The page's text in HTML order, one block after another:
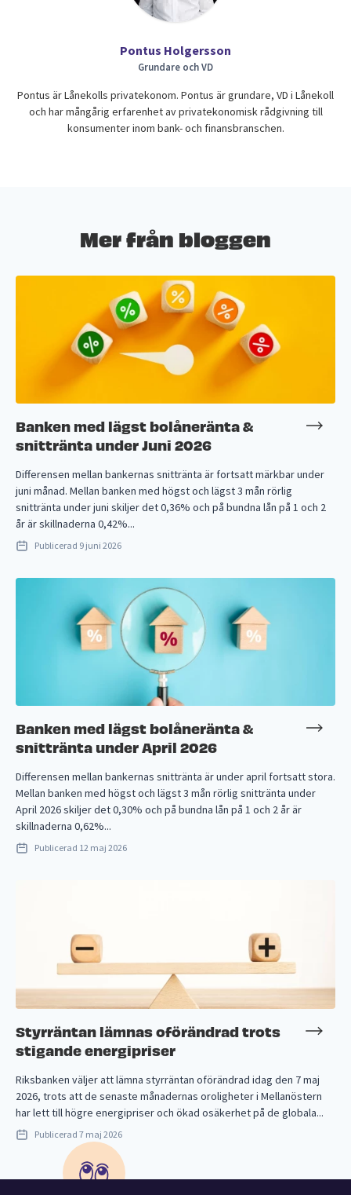
Pontus Holgersson
Grundare och VD
Pontus är Lånekolls privatekonom. Pontus är grundare, VD i Lånekoll
och har mångårig erfarenhet av privatekonomisk rådgivning till
konsumenter inom bank- och finansbranschen.
Mer från bloggen
Banken med lägst bolåneränta &
snittränta under Juni 2026
Differensen mellan bankernas snittränta är fortsatt märkbar under
juni månad. Mellan banken med högst och lägst 3 mån rörlig
snittränta under juni skiljer det 0,36% och på bundna lån på 1 och 2
år är skillnaderna 0,42%...
Publicerad 9 juni 2026
Banken med lägst bolåneränta &
snittränta under April 2026
Differensen mellan bankernas snittränta är under april fortsatt stora.
Mellan banken med högst och lägst 3 mån rörlig snittränta under
April 2026 skiljer det 0,30% och på bundna lån på 1 och 2 år är
skillnaderna 0,62%...
Publicerad 12 maj 2026
Styrräntan lämnas oförändrad trots
stigande energipriser
Riksbanken väljer att lämna styrräntan oförändrad idag den 7 maj
2026, trots att de senaste månadernas oroligheter i Mellanöstern
har lett till högre energipriser och ökad osäkerhet på de globala...
Publicerad 7 maj 2026